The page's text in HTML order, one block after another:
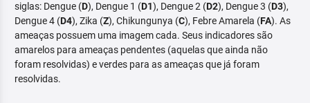
siglas: Dengue (D), Dengue 1 (D1), Dengue 2 (D2), Dengue 3 (D3),
Dengue 4 (D4), Zika (Z), Chikungunya (C), Febre Amarela (FA). As
ameaças possuem uma imagem cada. Seus indicadores são
amarelos para ameaças pendentes (aquelas que ainda não
foram resolvidas) e verdes para as ameaças que já foram
resolvidas.